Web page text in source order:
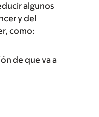
algunos
y del
como:
de que va a